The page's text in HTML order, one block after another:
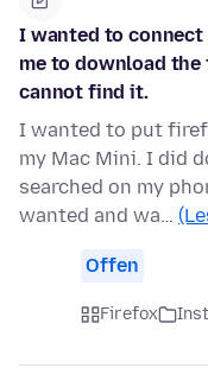
I wanted to connect
me to download
cannot find it.
I wanted to put
my Mac Mini. I did
searched on my
wanted and wa…
Offen
Firefox